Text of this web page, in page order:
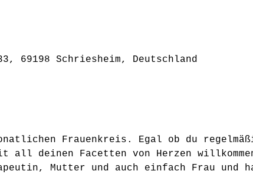
69198 Schriesheim, Deutschland
Frauenkreis. Egal ob du
deinen Facetten von Herzen
Mutter und auch einfach Frau und